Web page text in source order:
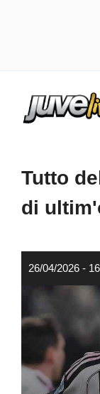
Tutto
di
26/04/2026 -